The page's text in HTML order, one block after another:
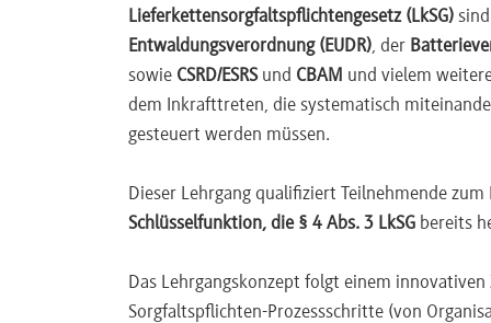
Modul 2.3 – BatterieVO, 3TG und FLR:
BatterieVO (VO 2023/1542): Rohstoffe
Zwangsarbeit, Sicherheitskräfte,
3TG-VO (VO 2017/821): Zinn, Tantal,
FLR (VO 2024/3015): Verkehrsverbot für
angeordnete Zwangsarbeit; Nexus zu LkSG
Modul 2.4 – Abhilfe, Wirksamkeit und
Lieferkettensorgfaltspflichtengesetz (LkSG)
Entwaldungsverordnung (EUDR), der
sowie CSRD/ESRSund CBAM und vielem
dem Inkrafttreten, die systematisch
gesteuert werden müssen.
Dieser Lehrgang qualifiziert Teilnehmende
Schlüsselfunktion, die § 4 Abs. 3 LkSG bereits
Das Lehrgangskonzept folgt einem
Sorgfaltspflichten-Prozessschritte (von